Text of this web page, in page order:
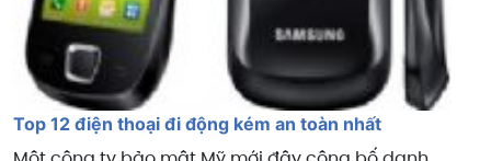
Top 12 điện thoại đi động kém an toàn nhất